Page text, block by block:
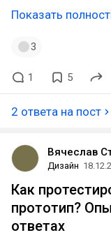
Показать
3
1 5
2 ответа на пост
Вячеслав
Дизайн
Как
прототип?
ответах